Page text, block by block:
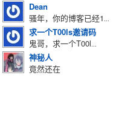
Dean
骚年，你的博客已经1...
求一个T00ls邀请码
鬼哥，求一个T00l...
神秘人
竟然还在